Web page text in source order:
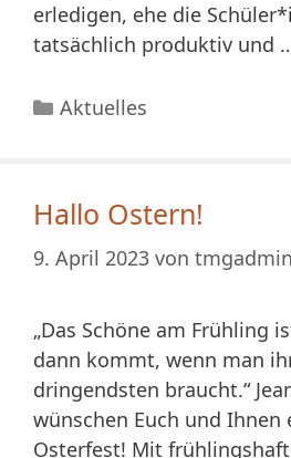
erledigen, ehe die
tatsächlich produktiv und
Kategorien
Aktuelles
Hallo Ostern!
9. April 2023 von tmgadmin
„Das Schöne am Frühling
dann kommt, wenn man
dringendsten braucht.“
wünschen Euch und Ihnen
Osterfest! Mit